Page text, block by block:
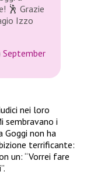
🕺 Grazie
Izzo
September
nei loro
sembravano i
Goggi non ha
terrificante:
un: “Vorrei fare